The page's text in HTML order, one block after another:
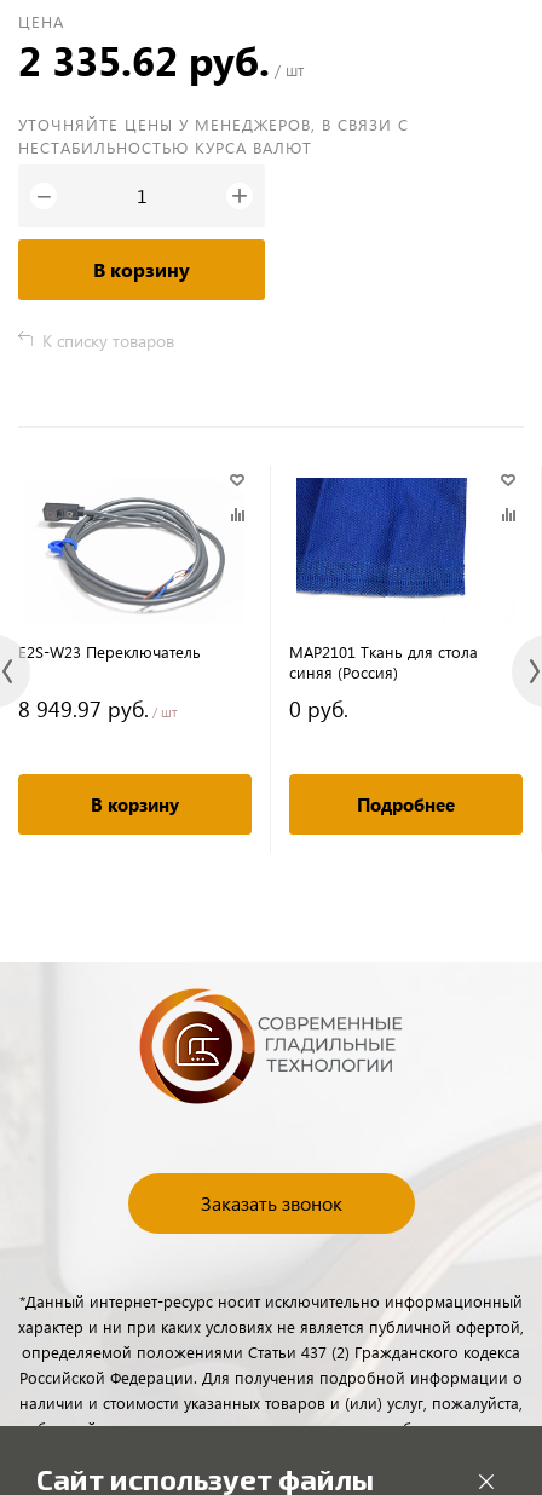
ЦЕНА
2 335.62 руб. / шт
УТОЧНЯЙТЕ ЦЕНЫ У МЕНЕДЖЕРОВ, В СВЯЗИ С
НЕСТАБИЛЬНОСТЬЮ КУРСА ВАЛЮТ
− +
В корзину
К списку товаров
E2S-W23 Переключатель
8 949.97 руб. / шт
В корзину
MAP2101 Ткань для стола
синяя (Россия)
0 руб.
Подробнее
Заказать звонок
*Данный интернет-ресурс носит исключительно информационный
характер и ни при каких условиях не является публичной офертой,
определяемой положениями Статьи 437 (2) Гражданского кодекса
Российской Федерации. Для получения подробной информации о
наличии и стоимости указанных товаров и (или) услуг, пожалуйста,
обращайтесь к менеджерам отдела клиентского обслуживания с
Сайт использует файлы